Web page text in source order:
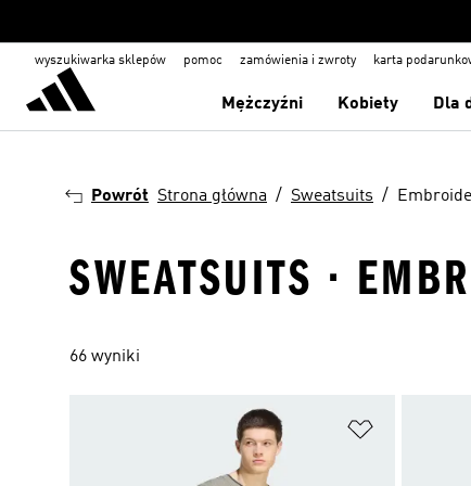
wyszukiwarka sklepów pomoc zamówienia i zwroty karta
Mężczyźni Kobiety Dla
Powrót Strona główna Sweatsuits
SWEATSUITS ·
66 wyniki